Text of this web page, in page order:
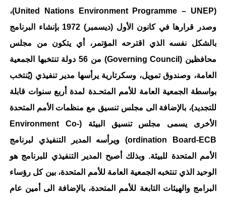
(United Nations Environment Programme – UNEP)،
وصدر قرارها في كانون الأول (ديسمبر) 1972 بإنشاء البرنامج
بالشكل نفسه الذي اقترحه المؤتمر، أي يتكون من مجلس
محافظين (Governing Council) من 56 دولة تنتخبها الجمعية
العامة، وصندوق تمويل، وسكرتارية يرأسها مدير تنفيذي (يُنتخب
بواسطة الجمعية العامة للأمم المتحـدة لمدة أربع سنوات قابلة
للتجديد)، بالإضافة الى مجلس تنسيق مع منظمات الأمم المتحدة
الأخرى يسمى مجلس تنسيق البيئة (Environment Co-
ordination Board-ECB) ويرأسه المدير التنفيذي لبرنامج
الأمم المتحدة للبيئة. وبذلك أصبح المدير التنفيذي للبرنامج هو
الوحيد الذي تنتخبه الجمعية العامة للأمم المتحدة، بين كل رؤساء
البرامج والهيئات التابعة للأمم المتحدة، بالإضافة الى أمين عام